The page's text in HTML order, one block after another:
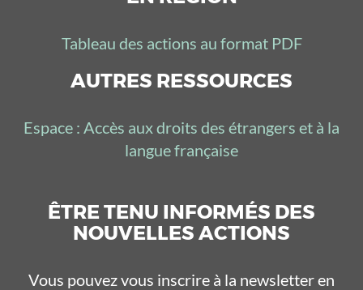
Tableau des actions au format PDF
AUTRES RESSOURCES
Espace : Accès aux droits des étrangers et à la
langue française
ÊTRE TENU INFORMÉS DES
NOUVELLES ACTIONS
Vous pouvez vous inscrire à la newsletter en